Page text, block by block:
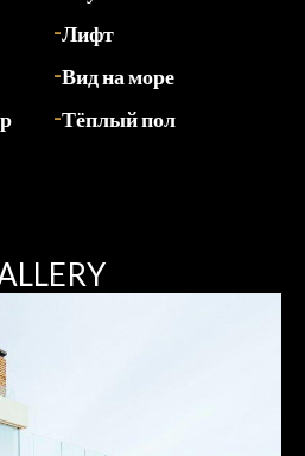
Лифт
Вид на море
Тёплый пол